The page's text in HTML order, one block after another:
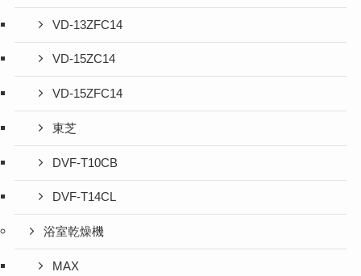
VD-13ZFC14
VD-15ZC14
VD-15ZFC14
東芝
DVF-T10CB
DVF-T14CL
浴室乾燥機
MAX